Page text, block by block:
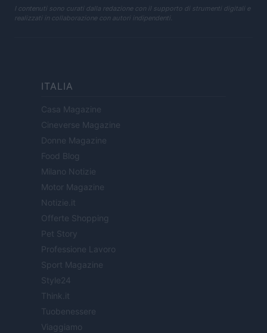
I contenuti sono curati dalla redazione con il supporto di strumenti digitali e
realizzati in collaborazione con autori indipendenti.
ITALIA
Casa Magazine
Cineverse Magazine
Donne Magazine
Food Blog
Milano Notizie
Motor Magazine
Notizie.it
Offerte Shopping
Pet Story
Professione Lavoro
Sport Magazine
Style24
Think.it
Tuobenessere
Viaggiamo